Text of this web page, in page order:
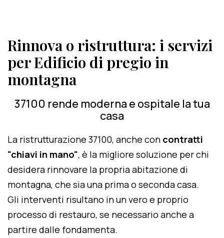
Rinnova o ristruttura: i servizi
per Edificio di pregio in
montagna
37100 rende moderna e ospitale la tua
casa
La ristrutturazione 37100, anche con contratti
"chiavi in mano", è la migliore soluzione per chi
desidera rinnovare la propria abitazione di
montagna, che sia una prima o seconda casa.
Gli interventi risultano in un vero e proprio
processo di restauro, se necessario anche a
partire dalle fondamenta.